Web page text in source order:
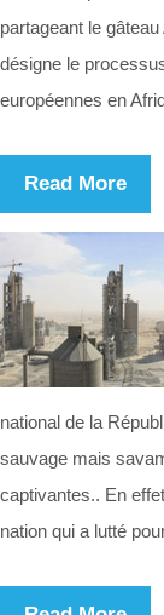
partageant le
désigne le
européennes en
Read More
national de la
sauvage mais
captivantes.. En
nation qui a lutté